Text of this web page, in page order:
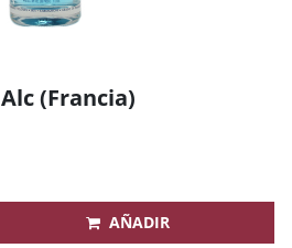
(Francia)
AÑADIR